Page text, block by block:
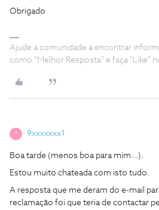
Obrigado
Ajude a comunidade a encontrar
como "Melhor Resposta" e faça "Like"
9 9xxxxxxx1
Boa tarde (menos boa para mim...).
Estou muito chateada com isto tudo.
A resposta que me deram do e-mail
reclamação foi que teria de contactar